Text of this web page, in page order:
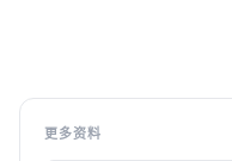
更多资料